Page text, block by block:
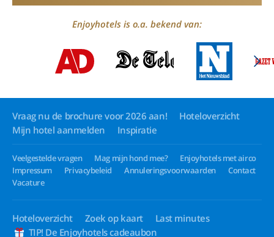
Enjoyhotels is o.a. bekend van:
Vraag nu de brochure voor 2026 aan!
Hoteloverzicht
Mijn hotel aanmelden
Inspiratie
Veelgestelde vragen Mag mijn hond mee?
Enjoyhotels met airco
Impressum
Privacybeleid Annuleringsvoorwaarden
Contact
Vacature
Hoteloverzicht Zoek op kaart
Last minutes
TIP! De Enjoyhotels cadeaubon